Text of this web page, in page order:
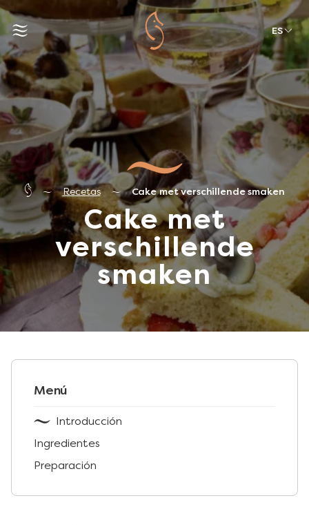
ES
Recetas Cake met verschillende smaken
Cake met
verschillende
smaken
Menú
Introducción
Ingredientes
Preparación